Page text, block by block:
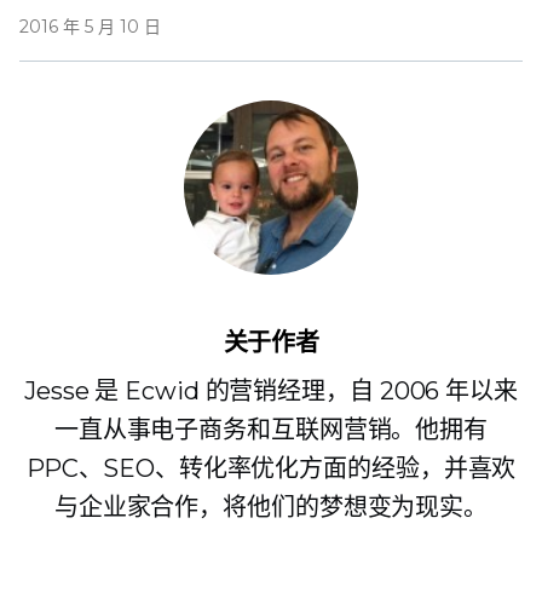
2016 年 5 月 10 日
关于作者
Jesse 是 Ecwid 的营销经理，自 2006 年以来
一直从事电子商务和互联网营销。他拥有
PPC、SEO、转化率优化方面的经验，并喜欢
与企业家合作，将他们的梦想变为现实。